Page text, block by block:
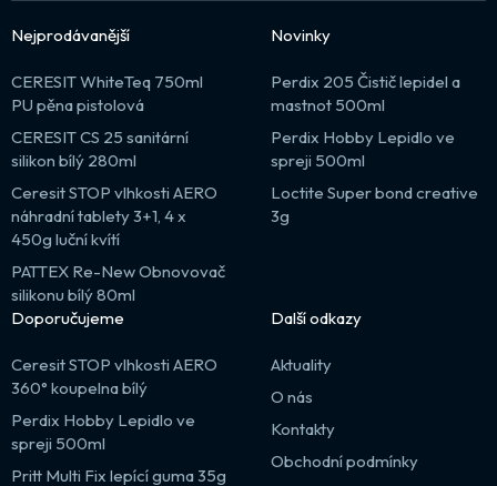
Nejprodávanější
CERESIT WhiteTeq 750ml
PU pěna pistolová
CERESIT CS 25 sanitární
silikon bílý 280ml
Ceresit STOP vlhkosti AERO
náhradní tablety 3+1, 4 x
450g luční kvítí
PATTEX Re-New Obnovovač
silikonu bílý 80ml
Novinky
Perdix 205 Čistič lepidel a
mastnot 500ml
Perdix Hobby Lepidlo ve
spreji 500ml
Loctite Super bond creative
3g
Doporučujeme
Ceresit STOP vlhkosti AERO
360° koupelna bílý
Perdix Hobby Lepidlo ve
spreji 500ml
Pritt Multi Fix lepící guma 35g
Další odkazy
Aktuality
O nás
Kontakty
Obchodní podmínky